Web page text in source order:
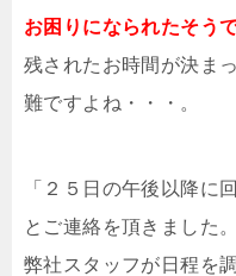
お困りになられたそうで
残されたお時間が決ま
難ですよね・・・。
「２５日の午後以降に
とご連絡を頂きました。
弊社スタッフが日程を